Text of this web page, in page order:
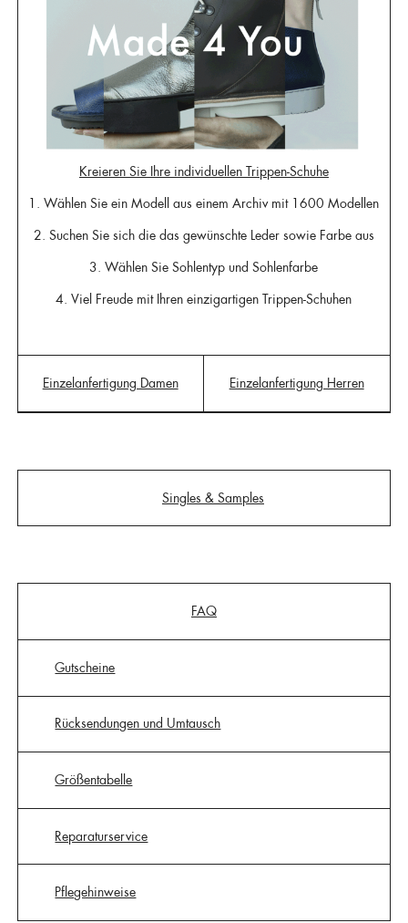
Kreieren Sie Ihre individuellen Trippen-Schuhe
1. Wählen Sie ein Modell aus einem Archiv mit 1600 Modellen
2. Suchen Sie sich die das gewünschte Leder sowie Farbe aus
3. Wählen Sie Sohlentyp und Sohlenfarbe
4. Viel Freude mit Ihren einzigartigen Trippen-Schuhen
Einzelanfertigung Damen Einzelanfertigung Herren
Singles & Samples
FAQ
Gutscheine
Rücksendungen und Umtausch
Größentabelle
Reparaturservice
Pflegehinweise